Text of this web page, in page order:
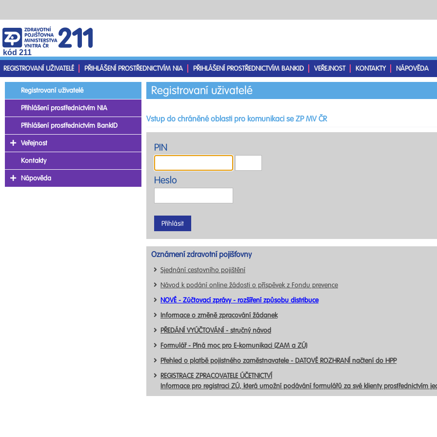
kód 211
REGISTROVANÍ UŽIVATELÉ
PŘIHLÁŠENÍ PROSTŘEDNICTVÍM NIA PŘIHLÁŠENÍ PROSTŘEDNICTVÍM BANKID VEŘEJNOST KONTAKTY NÁPOVĚDA
Registrovaní uživatelé
Vstup do chráněné oblasti pro komunikaci se ZP MV ČR
PIN
Heslo
Oznámení zdravotní pojišťovny
Sjednání cestovního pojištění
Návod k podání online žádosti o příspěvek z Fondu prevence
NOVÉ - Zúčtovací zprávy - rozšíření způsobu distribuce
Informace o změně zpracování žádanek
PŘEDÁNÍ VYÚČTOVÁNÍ - stručný návod
Formulář - Plná moc pro E-komunikaci (ZAM a ZÚ)
Přehled o platbě pojistného zaměstnavatele - DATOVÉ ROZHRANÍ načtení do HPP
REGISTRACE ZPRACOVATELE ÚČETNICTVÍ
Informace pro registraci ZÚ, která umožní podávání formulářů za své klienty prostřednictvím
Registrovaní uživatelé
Přihlášení prostřednictvím NIA
Přihlášení prostřednictvím BankID
Veřejnost
Kontakty
Nápověda